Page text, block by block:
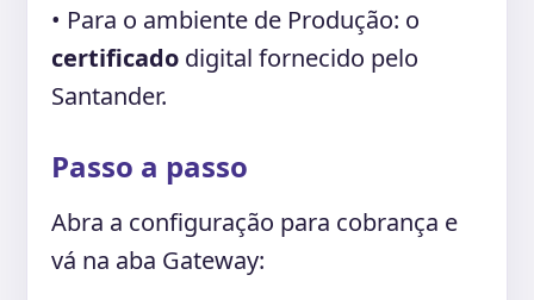
• Para o ambiente de Produção: o
certificado digital fornecido pelo
Santander.
Passo a passo
Abra a configuração para cobrança e
vá na aba Gateway: